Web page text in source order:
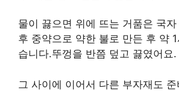
물이 끓으면 위에 뜨는 거품은 국
후 중약으로 약한 불로 만든 후 약
습니다.뚜껑을 반쯤 덮고 끓였어요.
그 사이에 이어서 다른 부자재도